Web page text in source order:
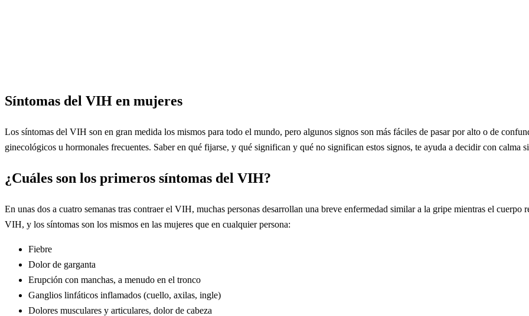
Síntomas del VIH en mujeres
Los síntomas del VIH son en gran medida los mismos para todo el mundo, pero algunos signos son más fáciles de pasar por alto o de
ginecológicos u hormonales frecuentes. Saber en qué fijarse, y qué significan y qué no significan estos signos, te ayuda a decidir con calma
¿Cuáles son los primeros síntomas del VIH?
En unas dos a cuatro semanas tras contraer el VIH, muchas personas desarrollan una breve enfermedad similar a la gripe mientras el
VIH, y los síntomas son los mismos en las mujeres que en cualquier persona:
Fiebre
Dolor de garganta
Erupción con manchas, a menudo en el tronco
Ganglios linfáticos inflamados (cuello, axilas, ingle)
Dolores musculares y articulares, dolor de cabeza